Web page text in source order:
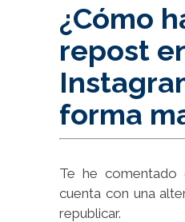
¿Cómo
repost
forma
Te he comentado
cuenta con una
republicar.